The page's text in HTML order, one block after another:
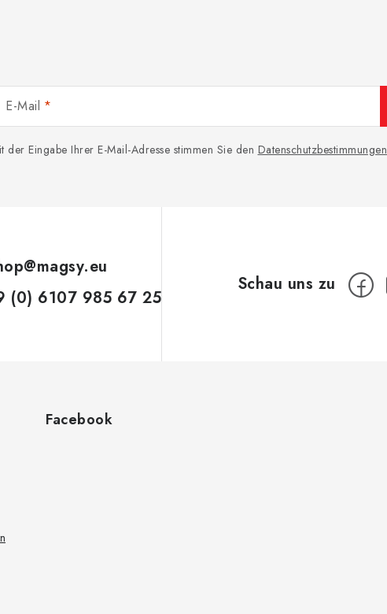
E-Mail
der Eingabe Ihrer E-Mail-Adresse stimmen Sie den Datenschutzbestimmungen
@magsy.eu
(0) 6107 985 67 25
Facebook